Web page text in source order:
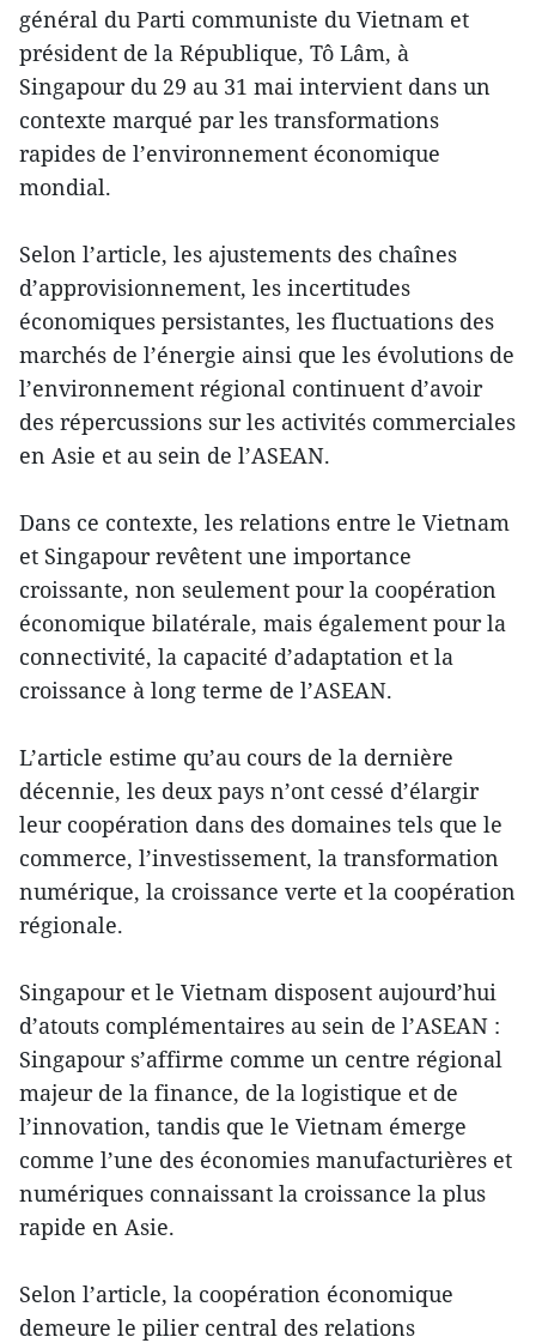
général du Parti communiste du Vietnam et
président de la République, Tô Lâm, à
Singapour du 29 au 31 mai intervient dans un
contexte marqué par les transformations
rapides de l’environnement économique
mondial.
Selon l’article, les ajustements des chaînes
d’approvisionnement, les incertitudes
économiques persistantes, les fluctuations des
marchés de l’énergie ainsi que les évolutions de
l’environnement régional continuent d’avoir
des répercussions sur les activités commerciales
en Asie et au sein de l’ASEAN.
Dans ce contexte, les relations entre le Vietnam
et Singapour revêtent une importance
croissante, non seulement pour la coopération
économique bilatérale, mais également pour la
connectivité, la capacité d’adaptation et la
croissance à long terme de l’ASEAN.
L’article estime qu’au cours de la dernière
décennie, les deux pays n’ont cessé d’élargir
leur coopération dans des domaines tels que le
commerce, l’investissement, la transformation
numérique, la croissance verte et la coopération
régionale.
Singapour et le Vietnam disposent aujourd’hui
d’atouts complémentaires au sein de l’ASEAN :
Singapour s’affirme comme un centre régional
majeur de la finance, de la logistique et de
l’innovation, tandis que le Vietnam émerge
comme l’une des économies manufacturières et
numériques connaissant la croissance la plus
rapide en Asie.
Selon l’article, la coopération économique
demeure le pilier central des relations